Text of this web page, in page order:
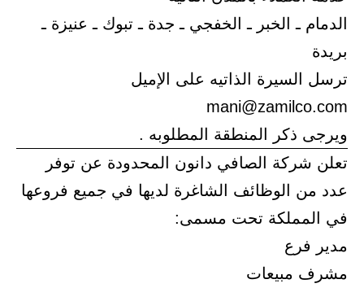
الدمام ـ الخبر ـ الخفجي ـ جدة ـ تبوك ـ عنيزة ـ
بريدة
ترسل السيرة الذاتيه على الإميل
mani@zamilco.com
ويرجى ذكر المنطقة المطلوبه .
تعلن شركة الصافي دانون المحدودة عن توفر
عدد من الوظائف الشاغرة لديها في جميع فروعها
في المملكة تحت مسمى:
مدير فرع
مشرف مبيعات